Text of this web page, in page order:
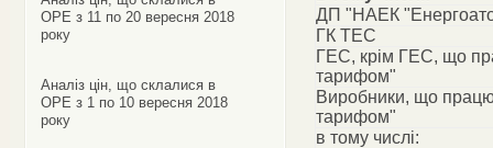
ОРЕ з 11 по 20 вересня 2018
року
Аналіз цін, що склалися в
ОРЕ з 1 по 10 вересня 2018
року
ДП "НАЕК
ГК ТЕС
ГЕС, крім ГЕС, що
тарифом"
Виробники, що
тарифом"
в тому числі: